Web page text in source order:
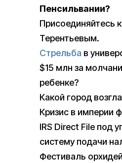
Пенсильвании?
Присоединяйтесь
Терентьевым.
Стрельба в
$15 млн за
ребенке?
Какой город
Кризис в империи
IRS Direct File под
систему подачи
Фестиваль